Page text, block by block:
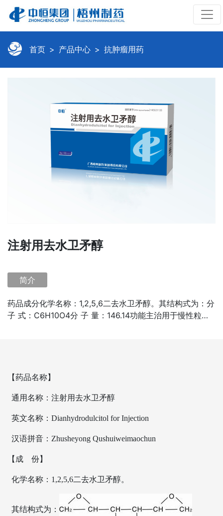
首页 产品中心 抗肿瘤用药
注射用去水卫矛醇
简介
药品成分化学名称：1,2,5,6二去水卫矛醇。其结构式为：分
子 式：C6H10O4分 子 量：146.14功能主治用于慢性粒细
【药品名称】
通用名称：注射用去水卫矛醇
英文名称：Dianhydrodulcitol for Injection
汉语拼音：Zhusheyong Qushuiweimaochun
【成 份】
化学名称：1,2,5,6二去水卫矛醇。
其结构式为：